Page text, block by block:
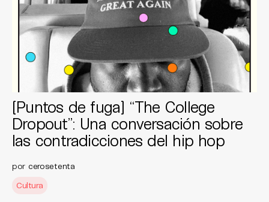
[Puntos de fuga] “The College
Dropout”: Una conversación sobre
las contradicciones del hip hop
por cerosetenta
Cultura